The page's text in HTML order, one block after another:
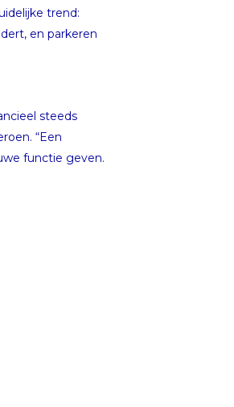
trend:
en parkeren
steeds
“Een
functie geven.